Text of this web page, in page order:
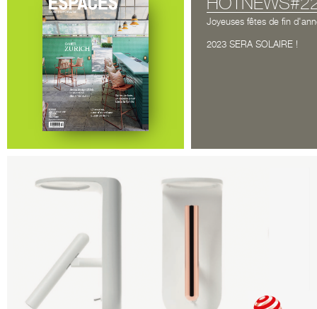
Joyeuses fêtes de fin
2023 SERA SOLAIRE !
Nous sommes fiers d'annoncer que l'innovante lampe 2NIGHTS, créée
designer italo-suisse Davide Oppizzi pour LineaLight, s'est vue attribuer le
prestigieux RED DOT AWARD 2016
technologie et son esthétique exceptionnels, ses fonction et son
formelle qui en font un produit tout à fait unique.
2NIGHTS est une création raffinée, un superbe petit bijou design à placer